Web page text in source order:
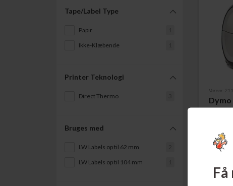
Tape/Label Type
Papir
Ikke-Klæbende
Printer Teknologi
Direct Thermo
Bruges med
LW Labels op til 62 mm
LW Labels op til 104 mm
Varenr.
Læs